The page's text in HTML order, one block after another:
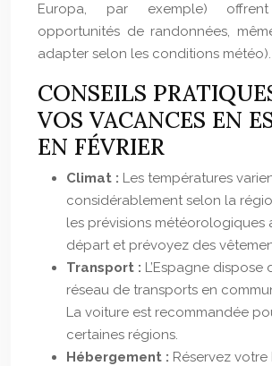
Europa, par exemple)
opportunités de randonnées,
adapter selon les conditions météo).
CONSEILS
VOS VACANCES EN
EN FÉVRIER
Climat : Les températures
considérablement selon la
les prévisions météorologiques
départ et prévoyez des
Transport : L’Espagne dispose
réseau de transports en
La voiture est recommandée
certaines régions.
Hébergement : Réservez